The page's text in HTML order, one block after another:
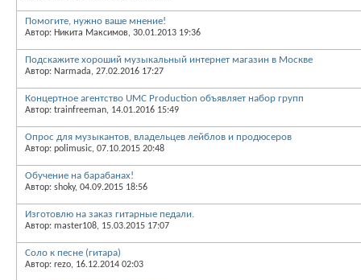
Помогите, нужно ваше мнение!
Автор: Никита Максимов, 30.01.2013 19:36
Подскажите хороший музыкальный интернет магазин в Москве
Автор: Narmada, 27.02.2016 17:27
Концертное агентство UMC Production объявляет набор групп
Автор: trainfreeman, 14.01.2016 15:49
Опрос для музыкантов, владельцев лейблов и продюсеров
Автор: polimusic, 07.10.2015 20:48
Обучение на барабанах!
Автор: shoky, 04.09.2015 18:56
Изготовлю на заказ гитарные педали.
Автор: master108, 15.03.2015 17:07
Соло к песне (гитара)
Автор: rezo, 16.12.2014 02:03